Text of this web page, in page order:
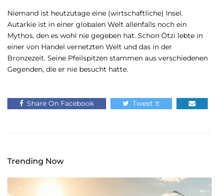
Niemand ist heutzutage eine (wirtschaftliche) Insel.
Autarkie ist in einer globalen Welt allenfalls noch ein
Mythos, den es wohl nie gegeben hat. Schon Ötzi lebte in
einer von Handel vernetzten Welt und das in der
Bronzezeit. Seine Pfeilspitzen stammen aus verschiedenen
Gegenden, die er nie besucht hatte.
Share On Facebook Tweet It
Trending Now